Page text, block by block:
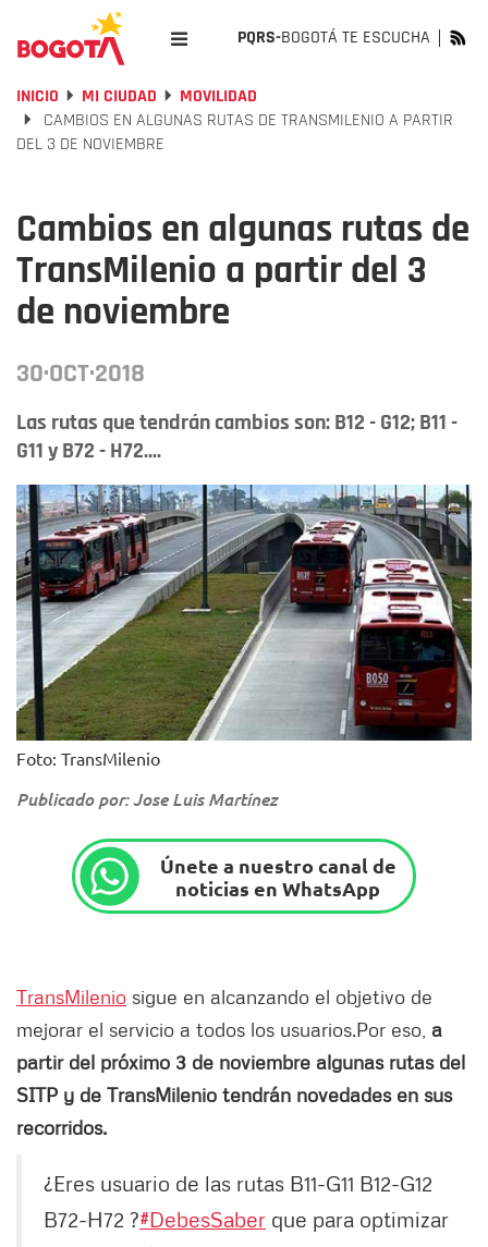
PQRS-BOGOTÁ TE ESCUCHA
INICIO MI CIUDAD
MOVILIDAD
CAMBIOS EN ALGUNAS RUTAS DE TRANSMILENIO A PARTIR
DEL 3 DE NOVIEMBRE
Cambios en algunas rutas de
TransMilenio a partir del 3
de noviembre
30·OCT·2018
Las rutas que tendrán cambios son: B12 - G12; B11 -
G11 y B72 - H72....
Foto: TransMilenio
Publicado por: Jose Luis Martínez
Únete a nuestro canal de
noticias en WhatsApp
TransMilenio sigue en alcanzando el objetivo de
mejorar el servicio a todos los usuarios.Por eso, a
partir del próximo 3 de noviembre algunas rutas del
SITP y de TransMilenio tendrán novedades en sus
recorridos.
¿Eres usuario de las rutas B11-G11 B12-G12
B72-H72 ?#DebesSaber que para optimizar